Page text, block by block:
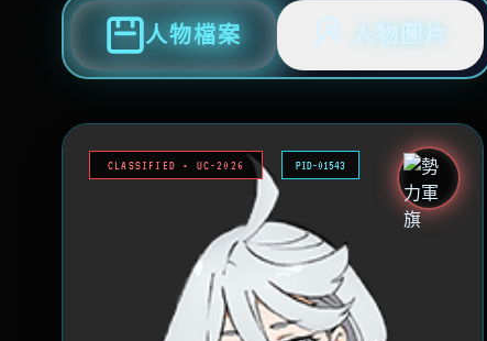
人物檔案 人物圖片
CLASSIFIED • UC-2026 PID-01543